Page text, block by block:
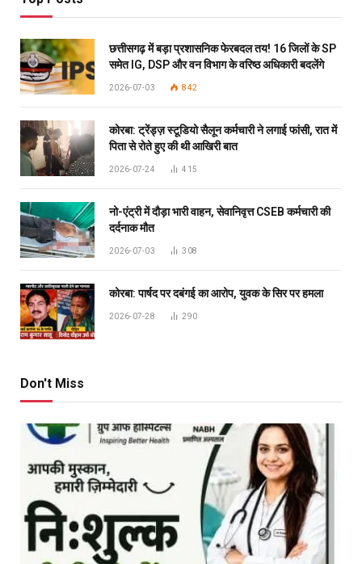
छत्तीसगढ़ में बड़ा प्रशासनिक फेरबदल तय! 16 जिलों के SP
समेत IG, DSP और वन विभाग के वरिष्ठ अधिकारी बदलेंगे
2026-07-03 842
कोरबा: ट्रेंड्ज़ स्टूडियो सैलून कर्मचारी ने लगाई फांसी, रात में
पिता से रोते हुए की थी आखिरी बात
2026-07-24 415
नो-एंट्री में दौड़ा भारी वाहन, सेवानिवृत्त CSEB कर्मचारी की
दर्दनाक मौत
2026-07-03 308
कोरबा: पार्षद पर दबंगई का आरोप, युवक के सिर पर हमला
2026-07-28 290
Don't Miss